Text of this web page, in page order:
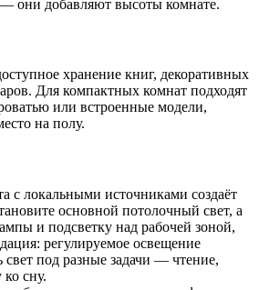
— они добавляют высоты комнате.
хранение книг, декоративных
Для компактных комнат подходят
или встроенные модели,
на полу.
с локальными источниками создаёт
основной потолочный свет, а
и подсветку над рабочей зоной,
регулируемое освещение
свет под разные задачи — чтение,
сну.